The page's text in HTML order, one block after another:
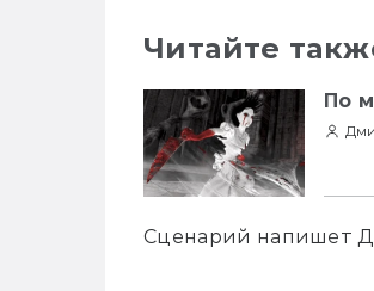
Читайте
По
Сценарий напишет